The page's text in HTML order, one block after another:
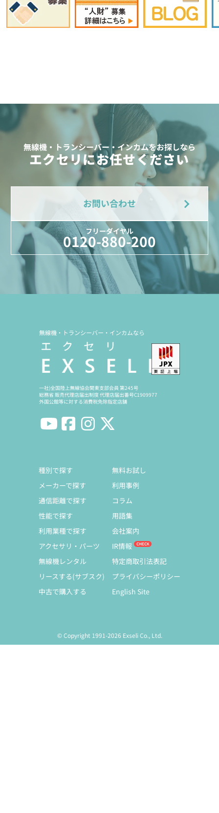
無線機・トランシーバー・インカムをお探しなら
エクセリにお任せください
お問い合わせ
フリーダイヤル
0120-880-200
無線機・トランシーバー・インカムなら
一社)全国陸上無線協会関東支部会員 第245号
総務省 販売代理店届出制度 代理店届出番号C1909977
外国公館等に対する消費税免除指定店舗
種別で探す
メーカーで探す
通信距離で探す
性能で探す
利用業種で探す
アクセサリ・パーツ
無線機レンタル
リースする(サブスク)
中古で購入する
無料お試し
利用事例
コラム
用語集
会社案内
IR情報
特定商取引法表記
プライバシーポリシー
English Site
© Copyright 1991-2026 Exseli Co., Ltd.